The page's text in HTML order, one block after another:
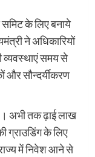
के लिए बनाये
ने अधिकारियों
व्यवस्थाएं समय से
और सौन्दर्यीकरण
अभी तक ढ़ाई लाख
ग्राउडिंग के लिए
में निवेश आने से